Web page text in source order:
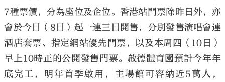
7種票價，分為座位及企位。香港站門票除昨日外，亦
會於今日（8日）起一連三日開售，分別發售演唱會連
酒店套票、指定網站優先門票，以及本周四（10日）
早上10時正的公開發售門票。啟德體育園預計今年年
底完工，明年首季啟用，主場館可容納近5萬人，